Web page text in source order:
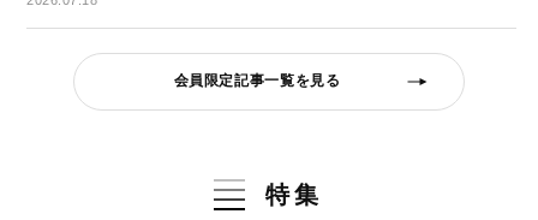
会員限定記事一覧を見る
特集